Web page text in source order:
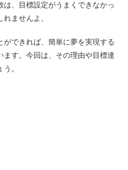
は、目標設定がうまくできなかっ
ませんよ。
ができれば、簡単に夢を実現する
ます。今回は、その理由や目標達
。